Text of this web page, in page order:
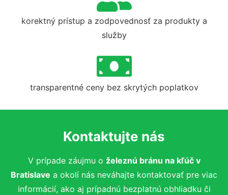
korektný prístup a zodpovednosť za produkty a
služby
transparentné ceny bez skrytých poplatkov
Kontaktujte nás
V prípade záujmu o železnú bránu na kľúč v
Bratislave a okolí nás neváhajte kontaktovať pre viac
informácií, ako aj prípadnú bezplatnú obhliadku či